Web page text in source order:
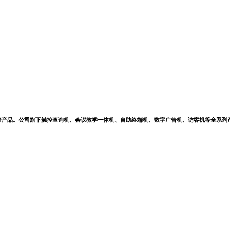
品。公司旗下触控查询机、会议教学一体机、自助终端机、数字广告机、访客机等全系列